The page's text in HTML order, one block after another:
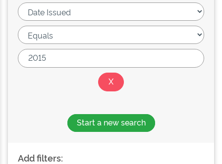
Start a new search
Add filters: